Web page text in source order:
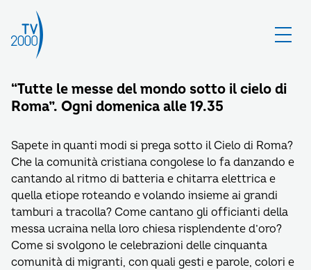
“Tutte le messe del mondo sotto il cielo di
Roma”. Ogni domenica alle 19.35
Sapete in quanti modi si prega sotto il Cielo di Roma?
Che la comunità cristiana congolese lo fa danzando e
cantando al ritmo di batteria e chitarra elettrica e
quella etiope roteando e volando insieme ai grandi
tamburi a tracolla? Come cantano gli officianti della
messa ucraina nella loro chiesa risplendente d’oro?
Come si svolgono le celebrazioni delle cinquanta
comunità di migranti, con quali gesti e parole, colori e